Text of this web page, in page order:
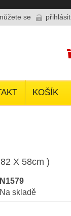
se přihlásit
KOŠÍK
X 58cm )
N1579
Na skladě